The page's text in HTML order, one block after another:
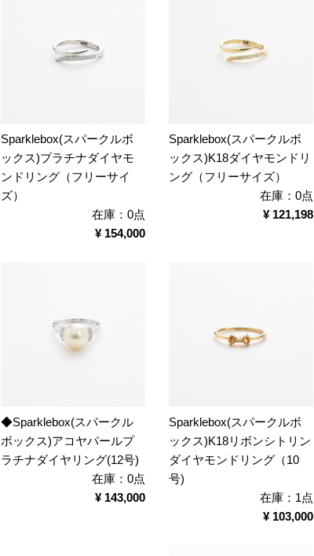
Sparklebox(スパークルボ
ックス)プラチナダイヤモ
ンドリング（フリーサイ
ズ）
在庫：0点
¥ 154,000
Sparklebox(スパークルボ
ックス)K18ダイヤモンドリ
ング（フリーサイズ）
在庫：0点
¥ 121,198
◆Sparklebox(スパークル
ボックス)アコヤパールプ
ラチナダイヤリング(12号)
在庫：0点
¥ 143,000
Sparklebox(スパークルボ
ックス)K18リボンシトリン
ダイヤモンドリング（10
号)
在庫：1点
¥ 103,000